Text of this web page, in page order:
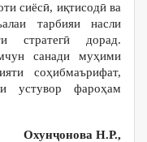
сиёсӣ, иқтисодӣ ва
тарбияи насли
стратегӣ дорад.
санади муҳими
соҳибмаърифат,
устувор фароҳам
Охунҷонова Н.Р.,